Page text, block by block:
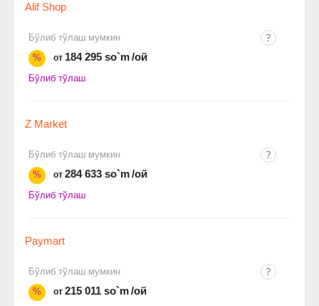
Alif Shop
Бўлиб тўлаш мумкин
%
от 184 295 so`m/ой
Бўлиб тўлаш
Z Market
Бўлиб тўлаш мумкин
%
от 284 633 so`m/ой
Бўлиб тўлаш
Paymart
Бўлиб тўлаш мумкин
%
от 215 011 so`m/ой